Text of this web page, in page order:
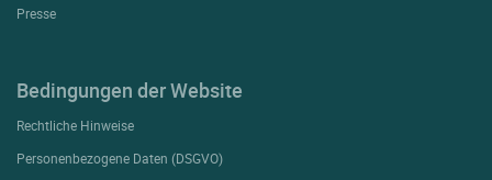
Presse
Bedingungen der Website
Rechtliche Hinweise
Personenbezogene Daten (DSGVO)